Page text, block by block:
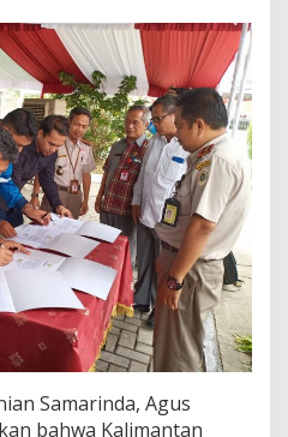
Samarinda, Agus
bahwa Kalimantan